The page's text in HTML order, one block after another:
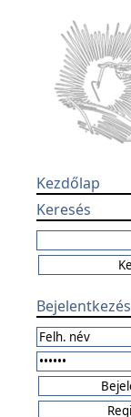
Kezdőlap
Keresés
Bejelentkezés